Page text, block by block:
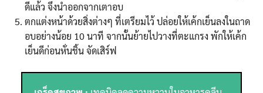
ดีแล้ว จึงนำออกจากเตาอบ
ตกแต่งหน้าด้วยสิ่งต่างๆ ที่เตรียมไว้ ปล่อยให้เค้กเย็นลงในถาด
อบอย่างน้อย 10 นาที จากนั้นย้ายไปวางที่ตะแกรง พักให้เค้ก
เย็นดีก่อนหั่นชิ้น จัดเสิร์ฟ